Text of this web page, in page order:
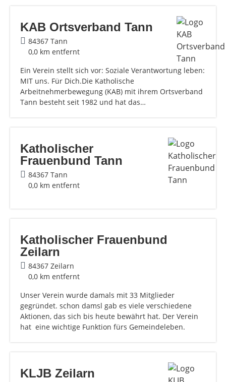
KAB Ortsverband Tann
84367 Tann
0,0 km entfernt
Ein Verein stellt sich vor: Soziale Verantwortung leben:
MIT uns. Für Dich.Die Katholische
Arbeitnehmerbewegung (KAB) mit ihrem Ortsverband
Tann besteht seit 1982 und hat das…
Katholischer
Frauenbund Tann
84367 Tann
0,0 km entfernt
Katholischer Frauenbund
Zeilarn
84367 Zeilarn
0,0 km entfernt
Unser Verein wurde damals mit 33 Mitglieder
gegründet. schon damsl gab es viele verschiedene
Aktionen, das sich bis heute bewährt hat. Der Verein
hat eine wichtige Funktion fürs Gemeindeleben.
KLJB Zeilarn